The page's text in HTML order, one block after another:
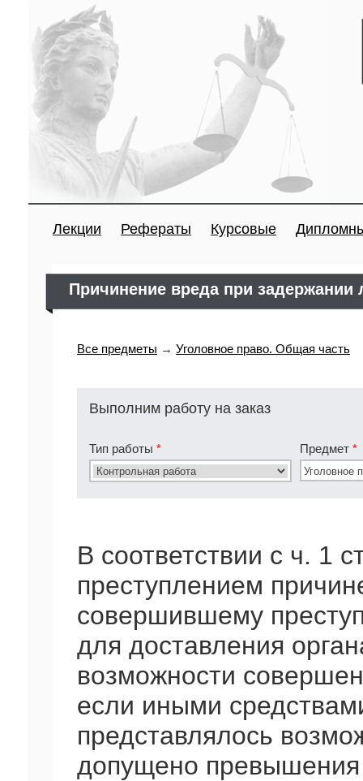
Лекции Рефераты Курсовые
Причинение вреда при
Все предметы → Уголовное право. Общая часть
Выполним работу на заказ
Тип работы * Предмет *
В соответствии с ч. 1
преступлением
совершившему
для доставления
возможности
если иными
представлялось
допущено превышения